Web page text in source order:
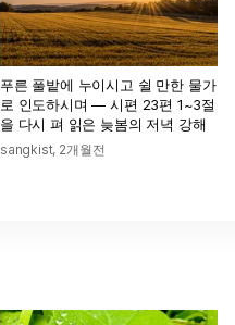
푸른 풀밭에 누이시고 쉴 만한 물가
로 인도하시며 — 시편 23편 1~3절
을 다시 펴 읽은 늦봄의 저녁 강해
sangkist, 2개월전